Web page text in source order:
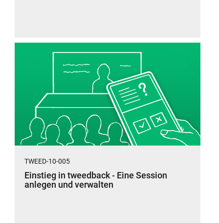
TWEED-10-005
Einstieg in tweedback - Eine Session
anlegen und verwalten